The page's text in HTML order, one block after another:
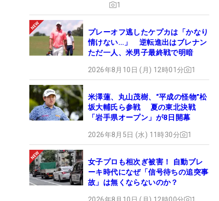
1
プレーオフ逃したケプカは「かなり
情けない…」 逆転進出はブレナン
ただ一人、米男子最終戦で明暗
2026年8月10日 (月) 12時01分 1
米澤蓮、丸山茂樹、“平成の怪物”松
坂大輔氏ら参戦 夏の東北決戦
「岩手県オープン」が8日開幕
2026年8月5日 (水) 11時30分 1
女子プロも相次ぎ被害！ 自動ブレ
ーキ時代になぜ「信号待ちの追突事
故」は無くならないのか？
2026年8月10日 (月) 12時00分 1